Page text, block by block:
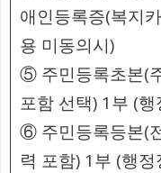
애인등록증(복지
용 미동의시)
⑤ 주민등록초본(
포함 선택) 1부 (
⑥ 주민등록등본(
력 포함) 1부 (행